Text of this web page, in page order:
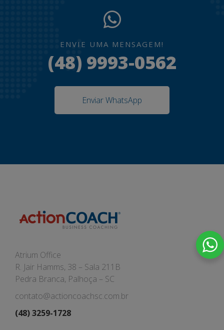
ENVIE UMA MENSAGEM!
(48) 9993-0562
Enviar WhatsApp
Atrium Office
R. Jair Hamms, 38 – Sala 211B
Pedra Branca, Palhoça – SC
contato@actioncoachsc.com.br
(48) 3259-1728